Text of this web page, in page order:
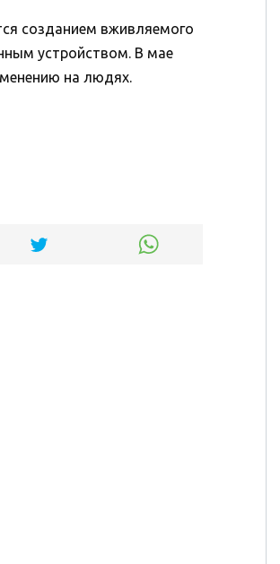
созданием вживляемого
устройством. В мае
на людях.